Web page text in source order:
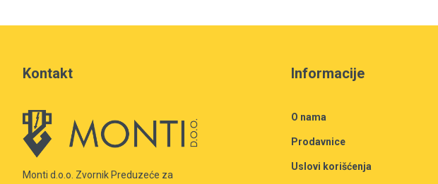
Kontakt
Monti d.o.o. Zvornik Preduzeće za
Informacije
O nama
Prodavnice
Uslovi korišćenja